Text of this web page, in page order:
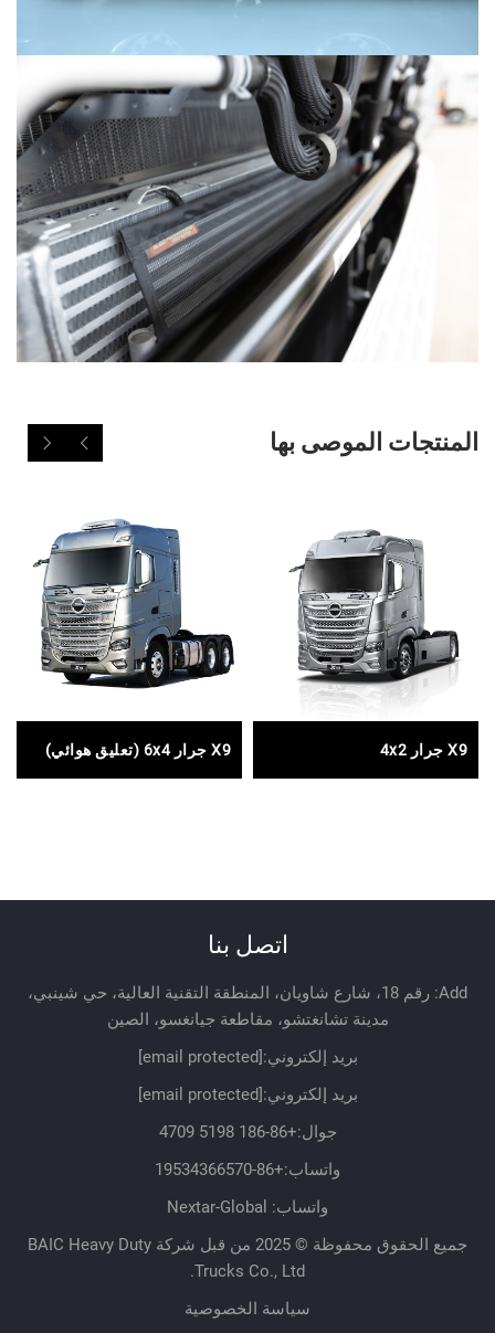
المنتجات الموصى بها
X9 جرار 4x2 X9 جرار 6x4 (تعليق هوائي)
اتصل بنا
Add: رقم 18، شارع شاويان، المنطقة التقنية العالية، حي شينبي،
مدينة تشانغتشو، مقاطعة جيانغسو، الصين
بريد إلكتروني:
بريد إلكتروني:
جوال:+86-186 5198 4709
واتساب:+86-19534366570
واتساب: Nextar-Global
جميع الحقوق محفوظة © 2025 من قبل شركة BAIC Heavy Duty
Trucks Co., Ltd.
سياسة الخصوصية